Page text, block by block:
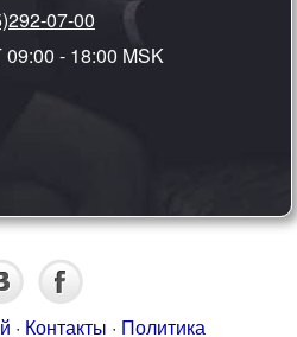
07-00
- 18:00 MSK
· Контакты · Политика